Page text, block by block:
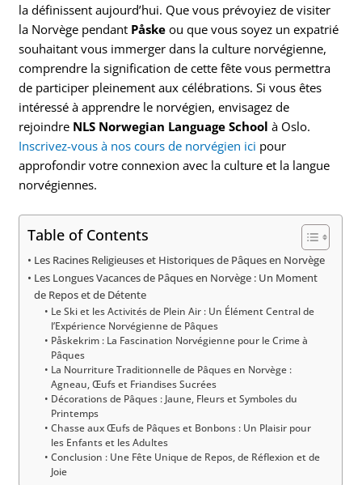
la définissent aujourd’hui. Que vous prévoyiez de visiter
la Norvège pendant Påske ou que vous soyez un expatrié
souhaitant vous immerger dans la culture norvégienne,
comprendre la signification de cette fête vous permettra
de participer pleinement aux célébrations. Si vous êtes
intéressé à apprendre le norvégien, envisagez de
rejoindre NLS Norwegian Language School à Oslo.
Inscrivez-vous à nos cours de norvégien ici pour
approfondir votre connexion avec la culture et la langue
norvégiennes.
Table of Contents
Les Racines Religieuses et Historiques de Pâques en Norvège
Les Longues Vacances de Pâques en Norvège : Un Moment
de Repos et de Détente
Le Ski et les Activités de Plein Air : Un Élément Central de
l’Expérience Norvégienne de Pâques
Påskekrim : La Fascination Norvégienne pour le Crime à
Pâques
La Nourriture Traditionnelle de Pâques en Norvège :
Agneau, Œufs et Friandises Sucrées
Décorations de Pâques : Jaune, Fleurs et Symboles du
Printemps
Chasse aux Œufs de Pâques et Bonbons : Un Plaisir pour
les Enfants et les Adultes
Conclusion : Une Fête Unique de Repos, de Réflexion et de
Joie